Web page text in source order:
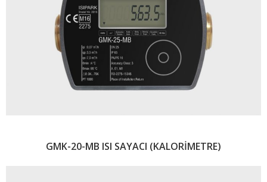
GMK-20-MB ISI SAYACI (KALORİMETRE)